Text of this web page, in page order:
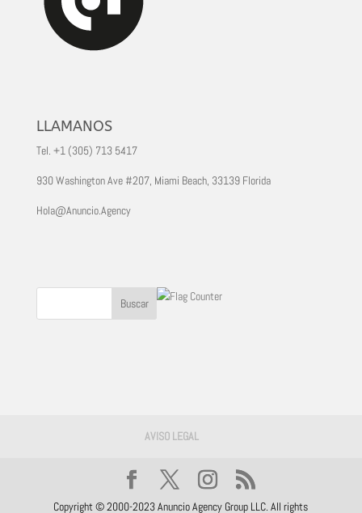
LLAMANOS
Tel. +1 (305) 713 5417
930 Washington Ave #207, Miami Beach, 33139 Florida
Hola@Anuncio.Agency
AVISO LEGAL
Copyright © 2000-2023 Anuncio Agency Group LLC. All rights